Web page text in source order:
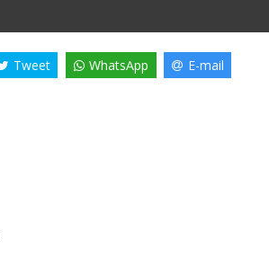
Tweet WhatsApp E-mail